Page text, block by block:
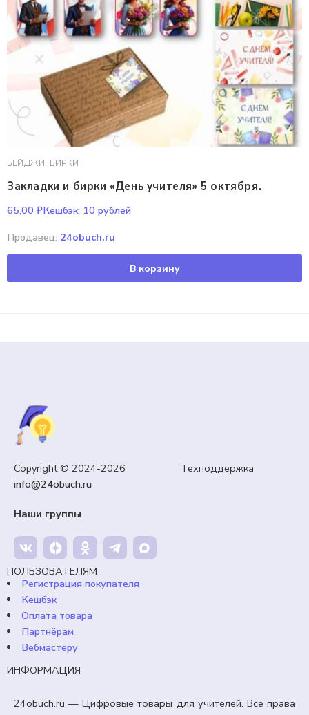
БЕЙДЖИ, БИРКИ
Закладки и бирки «День учителя» 5 октября.
65,00 ₽Кешбэк: 10 рублей
Продавец: 24obuch.ru
В корзину
Copyright © 2024-2026 Техподдержка
info@24obuch.ru
Наши группы
ПОЛЬЗОВАТЕЛЯМ
Регистрация покупателя
Кешбэк
Оплата товара
Партнёрам
Вебмастеру
ИНФОРМАЦИЯ
24obuch.ru — Цифровые товары для учителей. Все права